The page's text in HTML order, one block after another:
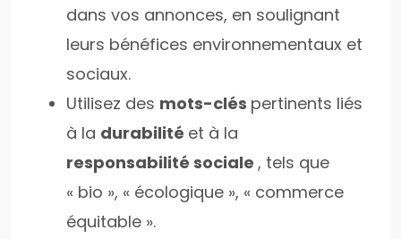
dans vos annonces, en soulignant
leurs bénéfices environnementaux et
sociaux.
Utilisez des mots-clés pertinents liés
à la durabilité et à la
responsabilité sociale , tels que
« bio », « écologique », « commerce
équitable ».